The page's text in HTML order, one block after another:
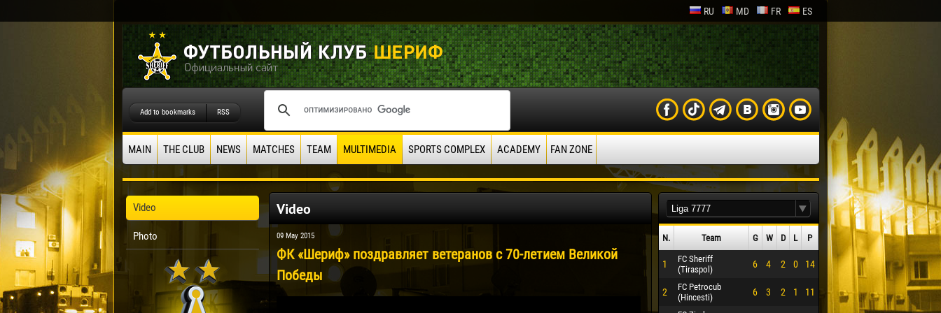
RU MD FR ES
Add to bookmarks RSS
MAIN THE CLUB NEWS MATCHES TEAM MULTIMEDIA SPORTS COMPLEX ACADEMY FAN ZONE
Video
Photo
Video
09 May 2015
ФК «Шериф» поздравляет ветеранов с 70-летием Великой
Победы
N. Team G W D L P
1
FC Sheriff
(Tiraspol)
6 4 2 0 14
2
FC Petrocub
(Hincesti)
6 3 2 1 11